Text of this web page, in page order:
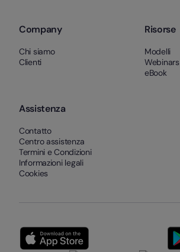
Company
Chi siamo
Clienti
Risorse
Modelli
Webinars
eBook
Assistenza
Contatto
Centro assistenza
Termini e Condizioni
Informazioni legali
Cookies